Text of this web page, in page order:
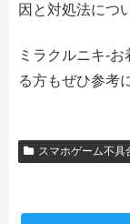
因と対処法につ
ミラクルニキ-
る方もぜひ参考
スマホゲーム不具